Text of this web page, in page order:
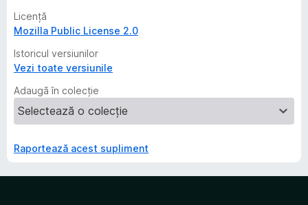
Licență
Mozilla Public License 2.0
Istoricul versiunilor
Vezi toate versiunile
Adaugă în colecție
Raportează acest supliment